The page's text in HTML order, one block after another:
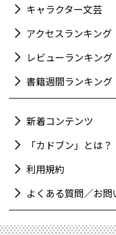
キャラクター文芸
アクセスランキング
レビューランキング
書籍週間ランキング
新着コンテンツ
「カドブン」とは？
利用規約
よくある質問／お問